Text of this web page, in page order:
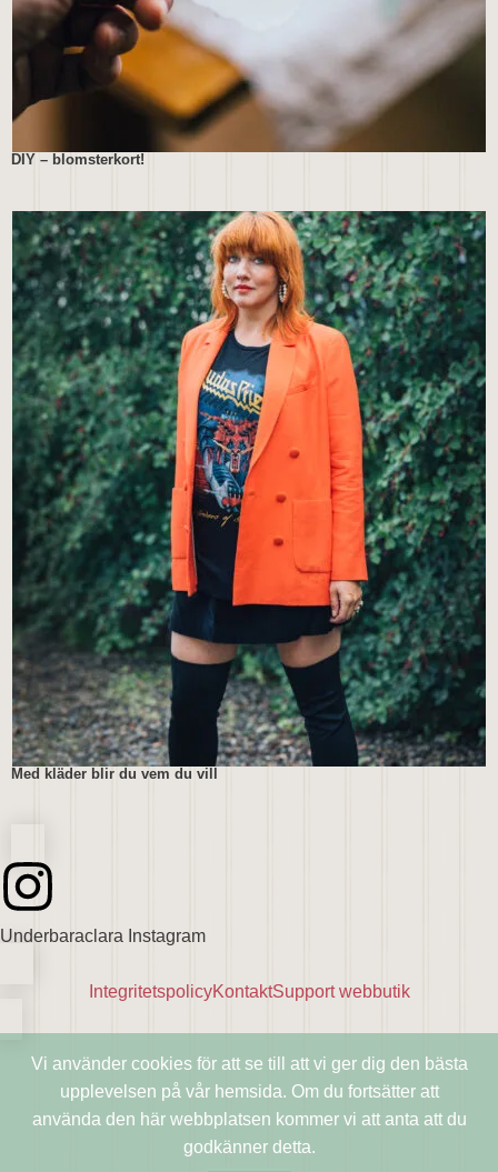
DIY – blomsterkort!
Med kläder blir du vem du vill
Underbaraclara Instagram
IntegritetspolicyKontaktSupport webbutik
Vi använder cookies för att se till att vi ger dig den bästa
upplevelsen på vår hemsida. Om du fortsätter att
använda den här webbplatsen kommer vi att anta att du
godkänner detta.